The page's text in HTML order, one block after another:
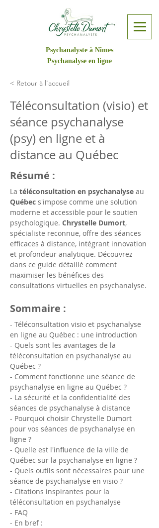
Psychanalyste à Nîmes
Psychanalyse en ligne
< Retour à l'accueil
Téléconsultation (visio) et
séance psychanalyse
(psy) en ligne et à
distance au Québec
Résumé :
La téléconsultation en psychanalyse au
Québec s'impose comme une solution
moderne et accessible pour le soutien
psychologique. Chrystelle Dumort,
spécialiste reconnue, offre des séances
efficaces à distance, intégrant innovation
et profondeur analytique. Découvrez
dans ce guide détaillé comment
maximiser les bénéfices des
consultations virtuelles en psychanalyse.
Sommaire :
- Téléconsultation visio et psychanalyse
en ligne au Québec : une introduction
- Quels sont les avantages de la
téléconsultation en psychanalyse au
Québec ?
- Comment fonctionne une séance de
psychanalyse en ligne au Québec ?
- La sécurité et la confidentialité des
séances de psychanalyse à distance
- Pourquoi choisir Chrystelle Dumort
pour vos séances de psychanalyse en
ligne ?
- Quelle est l'influence de la ville de
Québec sur la psychanalyse en ligne ?
- Quels outils sont nécessaires pour une
séance de psychanalyse en visio ?
- Citations inspirantes pour la
téléconsultation en psychanalyse
- FAQ
- En bref :